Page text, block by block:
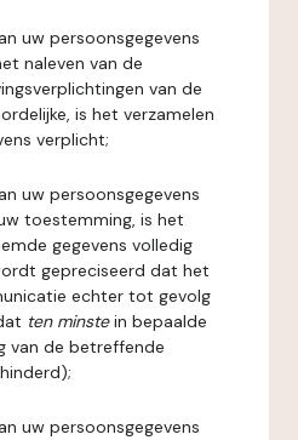
uw persoonsgegevens
naleven van de
van de
is het verzamelen
verplicht;
uw persoonsgegevens
toestemming, is het
gegevens volledig
gepreciseerd dat het
echter tot gevolg
ten minstein bepaalde
van de betreffende
uw persoonsgegevens